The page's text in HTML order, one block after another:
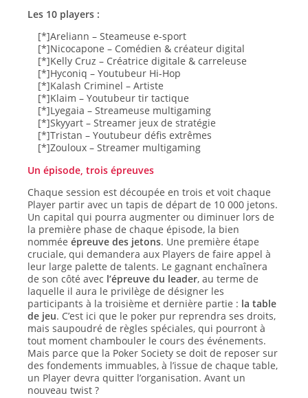
Les 10 players :
[*]Areliann – Steameuse e-sport
[*]Nicocapone – Comédien & créateur digital
[*]Kelly Cruz – Créatrice digitale & carreleuse
[*]Hyconiq – Youtubeur Hi-Hop
[*]Kalash Criminel – Artiste
[*]Klaim – Youtubeur tir tactique
[*]Lyegaia – Streameuse multigaming
[*]Skyyart – Streamer jeux de stratégie
[*]Tristan – Youtubeur défis extrêmes
[*]Zouloux – Streamer multigaming
Un épisode, trois épreuves
Chaque session est découpée en trois et voit chaque
Player partir avec un tapis de départ de 10 000 jetons.
Un capital qui pourra augmenter ou diminuer lors de
la première phase de chaque épisode, la bien
nomméeépreuve des jetons. Une première étape
cruciale, qui demandera aux Players de faire appel à
leur large palette de talents. Le gagnant enchaînera
de son côté avec l’épreuve du leader, au terme de
laquelle il aura le privilège de désigner les
participants à la troisième et dernière partie : la table
de jeu. C’est ici que le poker pur reprendra ses droits,
mais saupoudré de règles spéciales, qui pourront à
tout moment chambouler le cours des événements.
Mais parce que la Poker Society se doit de reposer sur
des fondements immuables, à l’issue de chaque table,
un Player devra quitter l’organisation. Avant un
nouveau twist ?